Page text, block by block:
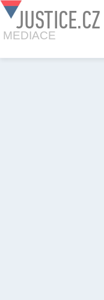
JUSTICE.CZ
MEDIACE